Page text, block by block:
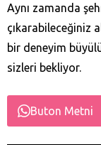
Aynı zamanda
çıkarabileceğiniz
bir deneyim
sizleri bekliyor.
Buton Metni